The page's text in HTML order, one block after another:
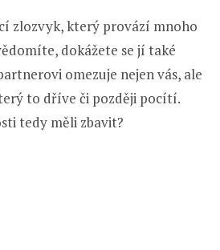
zlozvyk, který provází mnoho
dokážete se jí také
omezuje nejen vás, ale
to dříve či později pocítí.
tedy měli zbavit?